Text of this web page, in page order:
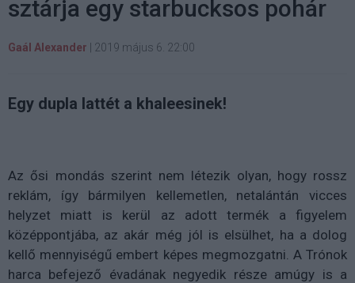
sztárja egy starbucksos pohár
Gaál Alexander 2019 május 6. 22:00
Egy dupla lattét a khaleesinek!
Az ősi mondás szerint nem létezik olyan, hogy rossz
reklám, így bármilyen kellemetlen, netalántán vicces
helyzet miatt is kerül az adott termék a figyelem
középpontjába, az akár még jól is elsülhet, ha a dolog
kellő mennyiségű embert képes megmozgatni. A Trónok
harca befejező évadának negyedik része amúgy is a